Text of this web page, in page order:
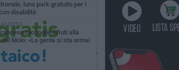
luna park gratuito per i
disabilità
raccoglie rifiuti alla
Molo: «La gente si sta ormai